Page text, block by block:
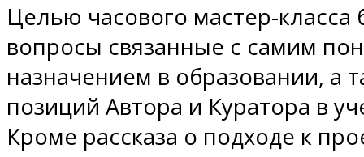
Целью часового мастер-класса
вопросы связанные с самим
назначением в образовании, а
позиций Автора и Куратора в
Кроме рассказа о подходе к